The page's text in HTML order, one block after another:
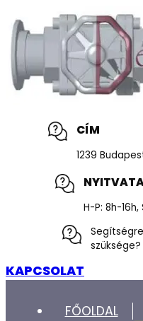
CÍM
1239
H-P: 8h-
szüksége?
KAPCSOLAT
FŐOLDAL